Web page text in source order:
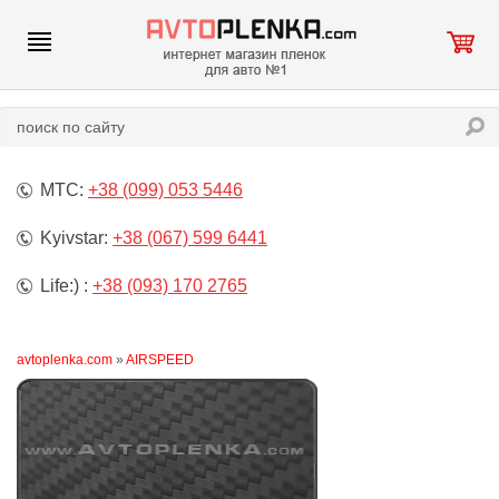
МТС: +38 (099) 053 5446
Kyivstar: +38 (067) 599 6441
Life:) : +38 (093) 170 2765
avtoplenka.com » AIRSPEED